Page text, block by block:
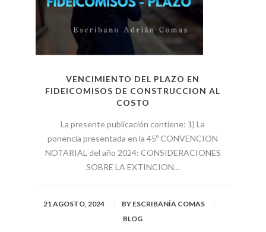
VENCIMIENTO DEL PLAZO EN
FIDEICOMISOS DE CONSTRUCCION AL
COSTO
La presente publicación contiene: 1) La
ponencia presentada en la 45º CONVENCION
NOTARIAL del año 2024: CONSIDERACIONES
SOBRE LA EXTINCION…
21 AGOSTO, 2024 BY ESCRIBANÍA COMAS
BLOG